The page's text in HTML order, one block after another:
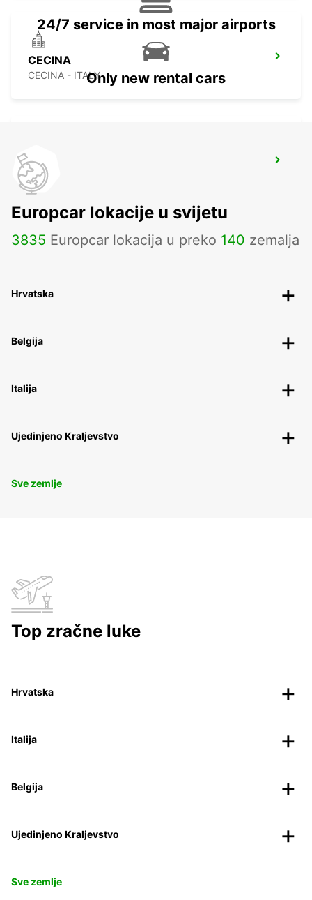
CECINA
CECINA - ITALY
FORLI AIRPORT
FORLÌ - ITALY
24/7 service in most major airports
Only new rental cars
Europcar lokacije u svijetu
3835 Europcar lokacija u preko 140 zemalja
Hrvatska
Belgija
Italija
Ujedinjeno Kraljevstvo
Sve zemlje
Top zračne luke
Hrvatska
Italija
Belgija
Ujedinjeno Kraljevstvo
Sve zemlje